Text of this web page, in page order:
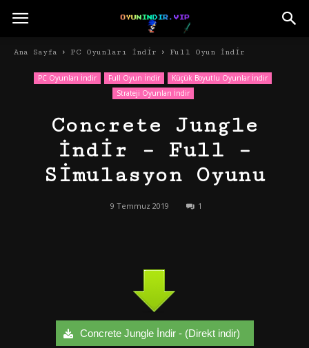
Ana Sayfa PC Oyunları İndir Full Oyun İndir
PC Oyunları İndir Full Oyun İndir
Küçük Boyutlu Oyunlar İndir
Strateji Oyunları İndir
Concrete Jungle
İndir – Full –
Simulasyon Oyunu
9 Temmuz 2019 1
Concrete Jungle İndir - (Direkt indir)